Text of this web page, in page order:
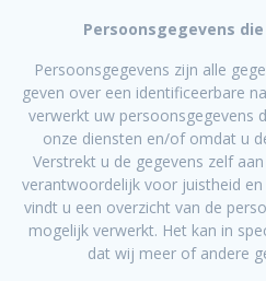
Persoonsgegevens
Persoonsgegevens zijn alle
geven over een identificeerbare
verwerkt uw persoonsgegevens
onze diensten en/of omdat u
Verstrekt u de gegevens zelf
verantwoordelijk voor juistheid
vindt u een overzicht van de
mogelijk verwerkt. Het kan in
dat wij meer of andere